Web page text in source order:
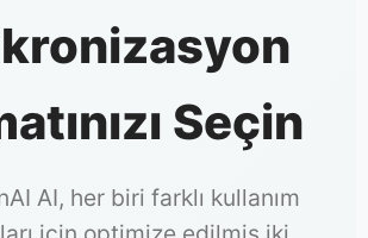
Seçin
AI, her biri farklı kullanım